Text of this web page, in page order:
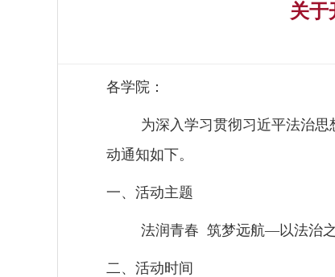
关于
各学院：
为深入学习贯彻习近平法治
动通知如下。
一、 活动主题
法润青春 筑梦远航—以法治
二、 活动时间